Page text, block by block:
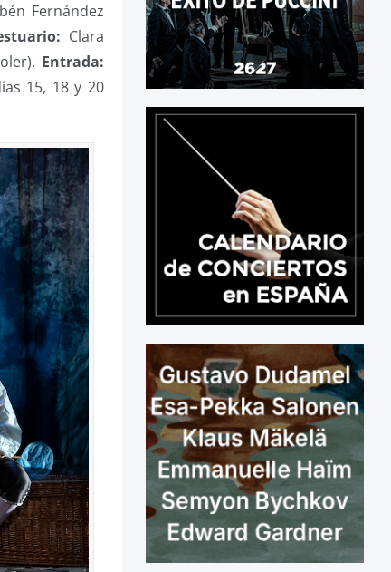
Fernández
Clara
Entrada:
15, 18 y 20